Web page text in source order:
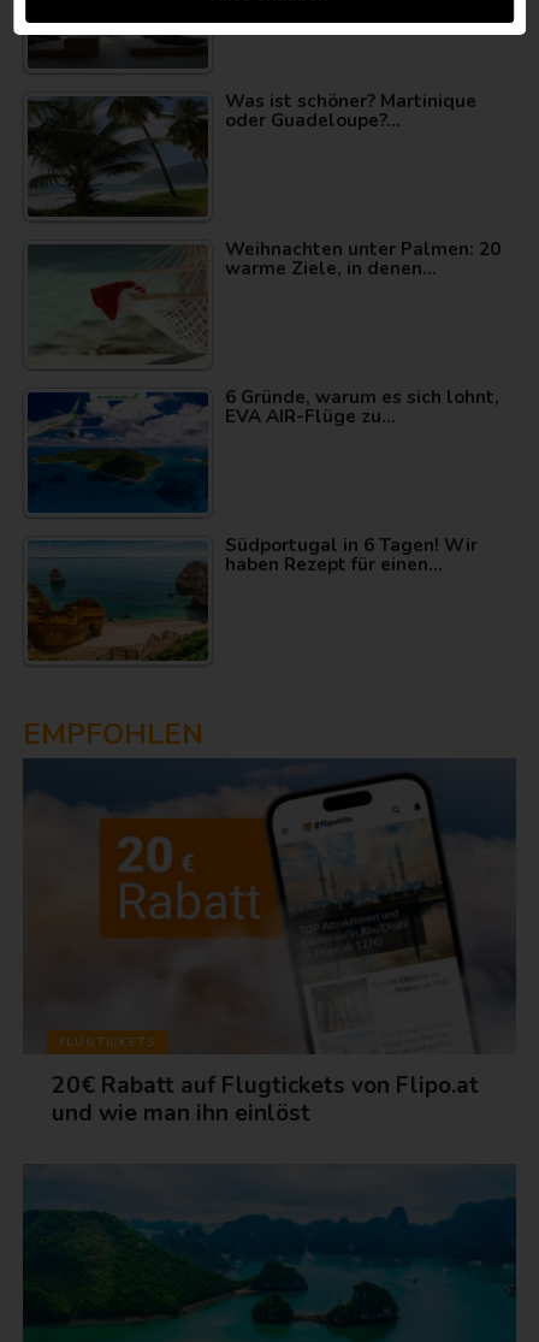
Was ist schöner? Martinique
oder Guadeloupe?…
Weihnachten unter Palmen: 20
warme Ziele, in denen…
6 Gründe, warum es sich lohnt,
EVA AIR-Flüge zu…
Südportugal in 6 Tagen! Wir
haben Rezept für einen…
EMPFOHLEN
FLUGTICKETS
20€ Rabatt auf Flugtickets von Flipo.at
und wie man ihn einlöst